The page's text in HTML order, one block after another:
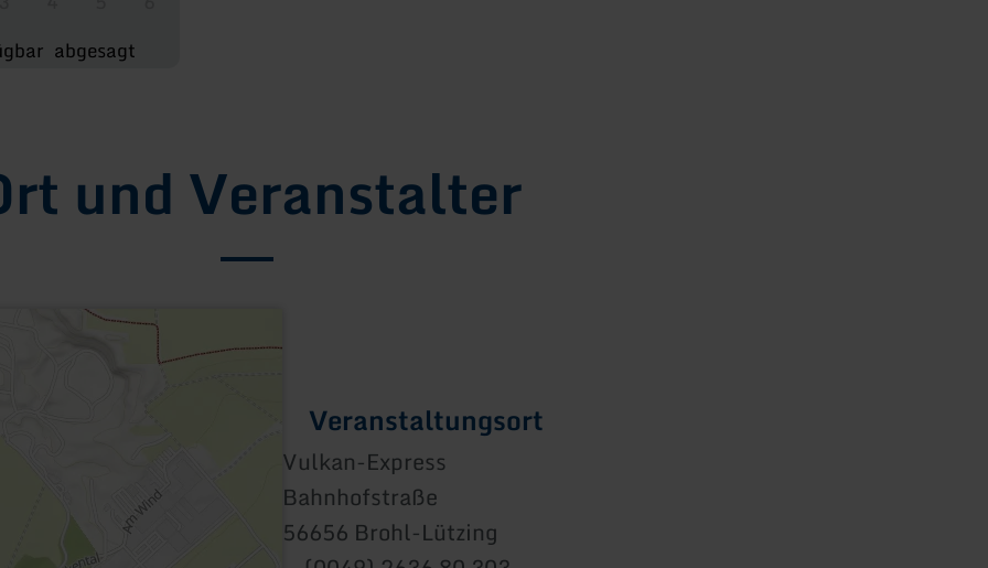
abgesagt
und Veranstalter
Veranstaltungsort
Vulkan-Express
Bahnhofstraße
56656 Brohl-Lützing